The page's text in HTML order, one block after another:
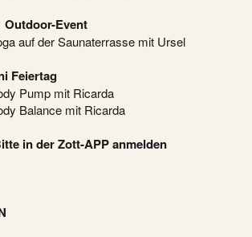
Outdoor-Event
auf der Saunaterrasse mit Ursel
Feiertag
Pump mit Ricarda
Balance mit Ricarda
in der Zott-APP anmelden